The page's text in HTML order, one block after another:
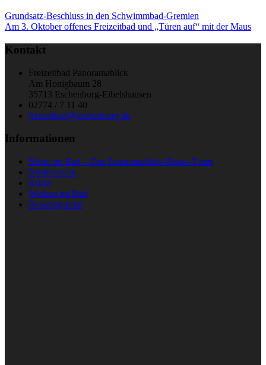
Grundsatz-Beschluss in den Schwimmbad-Gremien
Am 3. Oktober offenes Freizeitbad und „Türen auf“ mit der Maus
Kontakt
Freizeitbad Panoramablick
Am Honigbaum 28
35713 Eschenburg-Eibelshausen
02774 / 7 11 40
freizeitbad@eschenburg.de
Informationen
Bistro im Bad – Das Panoramablick-Bistro-Team
Förderverein
Kurse
Werben im Bad
Bauprogramm